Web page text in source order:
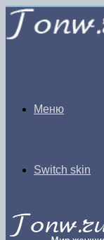
Меню
Switch skin